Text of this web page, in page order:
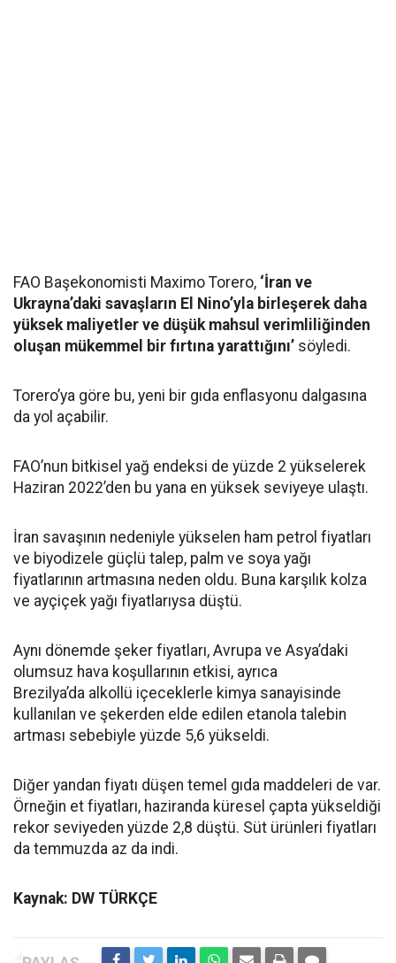
FAO Başekonomisti Maximo Torero, ‘İran ve
Ukrayna’daki savaşların El Nino’yla birleşerek daha
yüksek maliyetler ve düşük mahsul verimliliğinden
oluşan mükemmel bir fırtına yarattığını’ söyledi.
Torero’ya göre bu, yeni bir gıda enflasyonu dalgasına
da yol açabilir.
FAO’nun bitkisel yağ endeksi de yüzde 2 yükselerek
Haziran 2022’den bu yana en yüksek seviyeye ulaştı.
İran savaşının nedeniyle yükselen ham petrol fiyatları
ve biyodizele güçlü talep, palm ve soya yağı
fiyatlarının artmasına neden oldu. Buna karşılık kolza
ve ayçiçek yağı fiyatlarıysa düştü.
Aynı dönemde şeker fiyatları, Avrupa ve Asya’daki
olumsuz hava koşullarının etkisi, ayrıca
Brezilya’da alkollü içeceklerle kimya sanayisinde
kullanılan ve şekerden elde edilen etanola talebin
artması sebebiyle yüzde 5,6 yükseldi.
Diğer yandan fiyatı düşen temel gıda maddeleri de var.
Örneğin et fiyatları, haziranda küresel çapta yükseldiği
rekor seviyeden yüzde 2,8 düştü. Süt ürünleri fiyatları
da temmuzda az da indi.
Kaynak: DW TÜRKÇE